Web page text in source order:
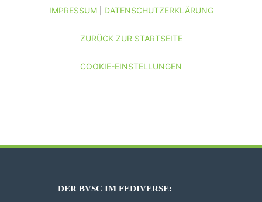
IMPRESSUM| DATENSCHUTZERKLÄRUNG
ZURÜCK ZUR STARTSEITE
COOKIE-EINSTELLUNGEN
DER BVSC IM FEDIVERSE: